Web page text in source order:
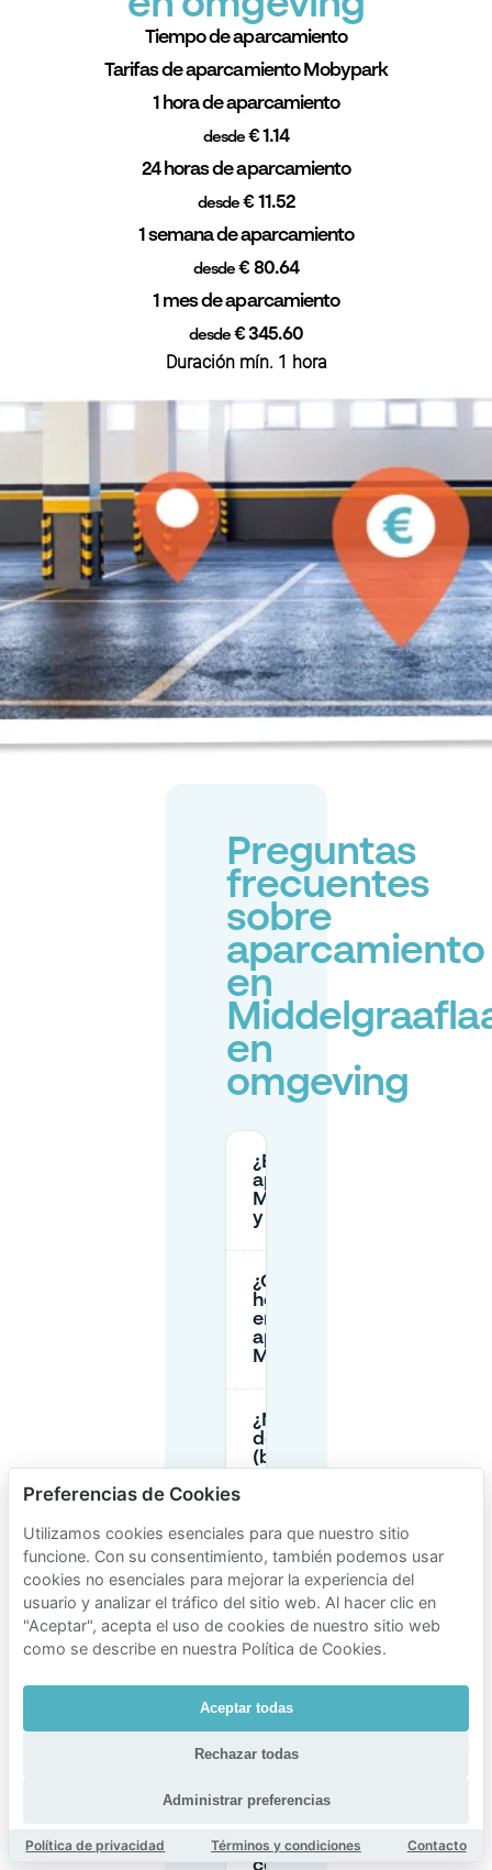
Tiempo de aparcamiento
Tarifas de aparcamiento Mobypark
1 hora de aparcamiento
desde€ 1.14
24 horas de aparcamiento
desde € 11.52
1 semana de aparcamiento
desde € 80.64
1 mes de aparcamiento
desde€ 345.60
Duración mín. 1 hora
Preguntas
frecuentes
sobre
aparcamiento
en
en
omgeving
¿Es gratuito
aparcar en
Middelgraaflaan
y alrededores?
¿Qué tarifas y
horarios de pago
en la calle se
aplican cerca de
Middelgraaflaan?
¿Necesito un permiso
de aparcamiento
(bewonersvergunning)
¿Dónde
puedo
aparcar para
eventos
cerca de
GelreDome
aparcamiento
está lleno?
aparcamiento
privado en
y alrededores
Preferencias de Cookies
Utilizamos cookies esenciales para que nuestro sitio
funcione. Con su consentimiento, también podemos usar
cookies no esenciales para mejorar la experiencia del
usuario y analizar el tráfico del sitio web. Al hacer clic en
"Aceptar", acepta el uso de cookies de nuestro sitio web
como se describe en nuestra Política de Cookies.
Aceptar todas
Rechazar todas
Administrar preferencias
Política de privacidad Términos y condiciones Contacto